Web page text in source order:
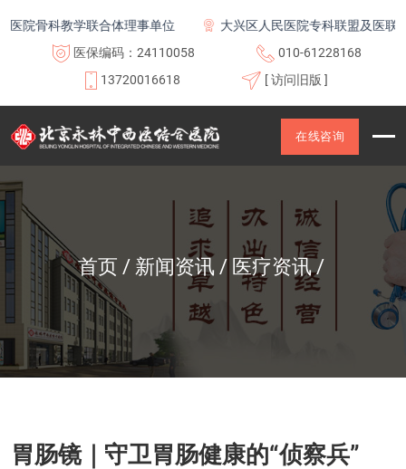
科教学联合体理事单位
大兴区人民医院专科联盟及医联体成员
医保编码：24110058
010-61228168
13720016618
[ 访问旧版 ]
在线咨询
首页 新闻资讯 医疗资讯
胃肠镜｜守卫胃肠健康的“侦察兵”